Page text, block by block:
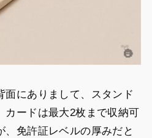
面にありまして、スタンド
カードは最大2枚まで収納可
免許証レベルの厚みだと